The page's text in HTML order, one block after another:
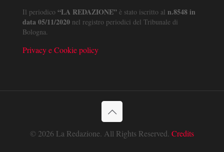
Il periodico “LA REDAZIONE” è stato iscritto al n.8548 in
data 05/11/2020 nel registro periodici del Tribunale di
Bologna.
Privacy e Cookie policy
© 2026 La Redazione. All Rights Reserved. Credits